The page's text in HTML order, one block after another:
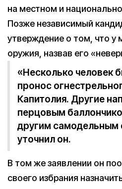
на местном и
Позже независимый
утверждение о том, что у
оружия, назвав его
«Несколько человек
пронос
Капитолия. Другие
перцовым
другим
уточнил он.
В том же заявлении он
своего избрания